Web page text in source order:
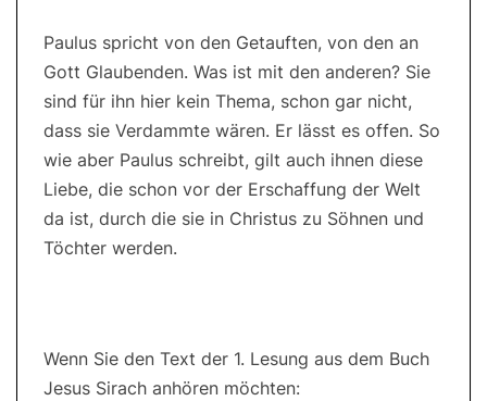
Paulus spricht von den Getauften, von den an
Gott Glaubenden. Was ist mit den anderen? Sie
sind für ihn hier kein Thema, schon gar nicht,
dass sie Verdammte wären. Er lässt es offen. So
wie aber Paulus schreibt, gilt auch ihnen diese
Liebe, die schon vor der Erschaffung der Welt
da ist, durch die sie in Christus zu Söhnen und
Töchter werden.
Wenn Sie den Text der 1. Lesung aus dem Buch
Jesus Sirach anhören möchten: